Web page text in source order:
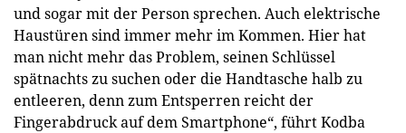
und sogar mit der Person sprechen. Auch elektrische
Haustüren sind immer mehr im Kommen. Hier hat
man nicht mehr das Problem, seinen Schlüssel
spätnachts zu suchen oder die Handtasche halb zu
entleeren, denn zum Entsperren reicht der
Fingerabdruck auf dem Smartphone“, führt Kodba